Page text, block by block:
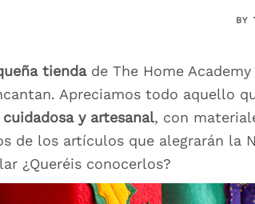
BY
tiendade The Home
Apreciamos todo aquello
y artesanal, con
de los artículos que alegrarán la
¿Queréis conocerlos?